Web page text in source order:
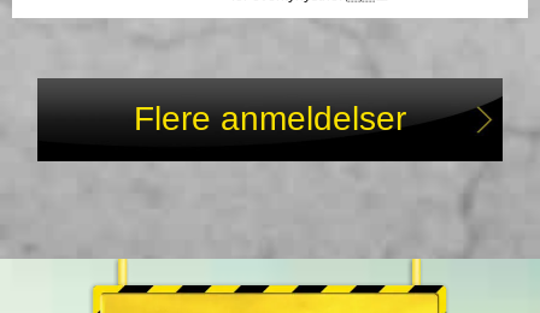
Flere anmeldelser